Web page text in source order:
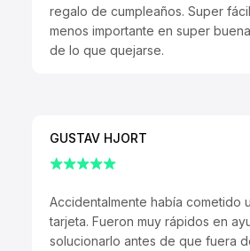
regalo de cumpleaños. Super
menos importante en super
de lo que quejarse.
GUSTAV HJORT
Accidentalmente había cometido
tarjeta. Fueron muy rápidos en
solucionarlo antes de que fuera